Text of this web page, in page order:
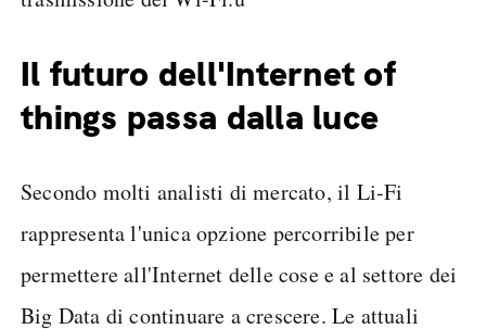
Il futuro dell'Internet of
things passa dalla luce
Secondo molti analisti di mercato, il Li-Fi
rappresenta l'unica opzione percorribile per
permettere all'Internet delle cose e al settore dei
Big Data di continuare a crescere. Le attuali